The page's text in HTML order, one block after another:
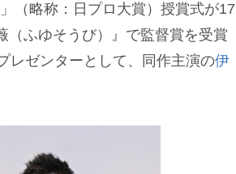
（略称：日プロ大賞）授賞式が17
（ふゆそうび）』で監督賞を受賞
レゼンターとして、同作主演の伊